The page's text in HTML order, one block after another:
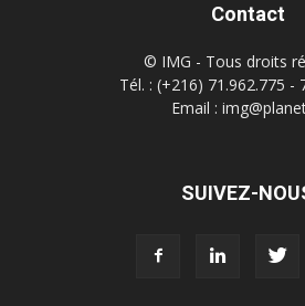
Contact
© IMG - Tous droits
Tél. : (+216) 71.962.775 -
Email :
SUIVEZ-